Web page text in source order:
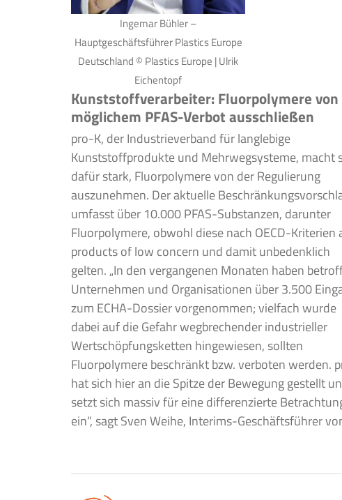
Ingemar Bühler –
Hauptgeschäftsführer Plastics Europe
Deutschland © Plastics Europe | Ulrik
Eichentopf
Kunststoffverarbeiter: Fluorpolymere von
möglichem PFAS-Verbot ausschließen
pro-K, der Industrieverband für langlebige
Kunststoffprodukte und Mehrwegsysteme, macht
dafür stark, Fluorpolymere von der Regulierung
auszunehmen. Der aktuelle
umfasst über 10.000 PFAS-Substanzen, darunter
Fluorpolymere, obwohl diese nach OECD-Kriterien
products of low concern und damit unbedenklich
gelten. „In den vergangenen Monaten haben
Unternehmen und Organisationen über 3.500
zum ECHA-Dossier vorgenommen; vielfach wurde
dabei auf die Gefahr wegbrechender industrieller
Wertschöpfungsketten hingewiesen, sollten
Fluorpolymere beschränkt bzw. verboten werden.
hat sich hier an die Spitze der Bewegung gestellt
setzt sich massiv für eine differenzierte
ein“, sagt Sven Weihe, Interims-Geschäftsführer